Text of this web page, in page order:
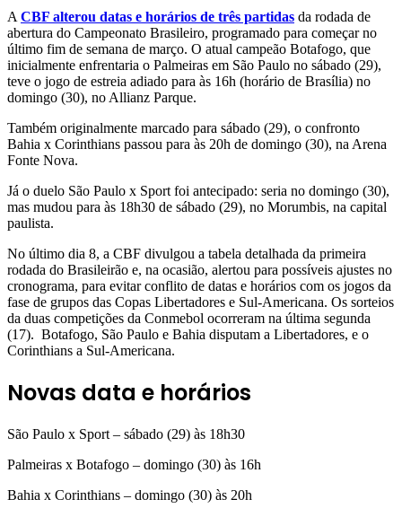
A CBF alterou datas e horários de três partidas da rodada de
abertura do Campeonato Brasileiro, programado para começar no
último fim de semana de março. O atual campeão Botafogo, que
inicialmente enfrentaria o Palmeiras em São Paulo no sábado (29),
teve o jogo de estreia adiado para às 16h (horário de Brasília) no
domingo (30), no Allianz Parque.
Também originalmente marcado para sábado (29), o confronto
Bahia x Corinthians passou para às 20h de domingo (30), na Arena
Fonte Nova.
Já o duelo São Paulo x Sport foi antecipado: seria no domingo (30),
mas mudou para às 18h30 de sábado (29), no Morumbis, na capital
paulista.
No último dia 8, a CBF divulgou a tabela detalhada da primeira
rodada do Brasileirão e, na ocasião, alertou para possíveis ajustes no
cronograma, para evitar conflito de datas e horários com os jogos da
fase de grupos das Copas Libertadores e Sul-Americana. Os sorteios
da duas competições da Conmebol ocorreram na última segunda
(17). Botafogo, São Paulo e Bahia disputam a Libertadores, e o
Corinthians a Sul-Americana.
Novas data e horários
São Paulo x Sport – sábado (29) às 18h30
Palmeiras x Botafogo – domingo (30) às 16h
Bahia x Corinthians – domingo (30) às 20h